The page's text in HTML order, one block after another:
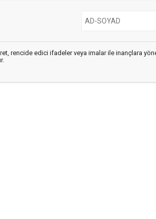
rencide edici ifadeler veya imalar ile inançlara